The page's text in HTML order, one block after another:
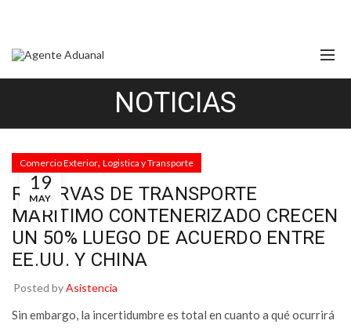
NOTICIAS
19
MAY
Comercio Exterior, Logistica y Transporte
RESERVAS DE TRANSPORTE
MARÍTIMO CONTENERIZADO CRECEN
UN 50% LUEGO DE ACUERDO ENTRE
EE.UU. Y CHINA
Posted byAsistencia
Sin embargo, la incertidumbre es total en cuanto a qué ocurrirá